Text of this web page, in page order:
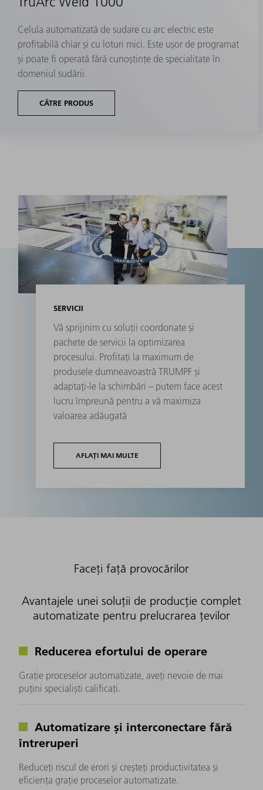
Celula automatizată de sudare cu arc electric este
profitabilă chiar și cu loturi mici. Este ușor de programat
și poate fi operată fără cunoștințe de specialitate în
domeniul sudării.
CĂTRE PRODUS
SERVICII
Vă sprijinim cu soluții coordonate și
pachete de servicii la optimizarea
procesului. Profitați la maximum de
produsele dumneavoastră TRUMPF și
adaptați-le la schimbări – putem face acest
lucru împreună pentru a vă maximiza
valoarea adăugată
AFLAȚI MAI MULTE
Faceți față provocărilor
Avantajele unei soluții de producție complet
automatizate pentru prelucrarea țevilor
Reducerea efortului de operare
Grație proceselor automatizate, aveți nevoie de mai
puțini specialiști calificați.
Automatizare și interconectare fără
întreruperi
Reduceți riscul de erori și creșteți productivitatea și
eficiența grație proceselor automatizate.